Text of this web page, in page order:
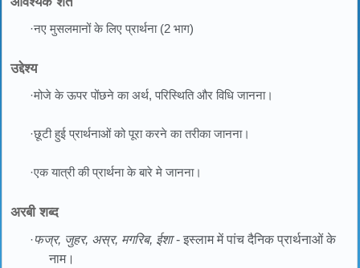
·नए मुसलमानों के लिए प्रार्थना (2 भाग)
उद्देश्य
·मोजे के ऊपर पोंछने का अर्थ, परिस्थिति और विधि जानना।
·छूटी हुई प्रार्थनाओं को पूरा करने का तरीका जानना।
·एक यात्री की प्रार्थना के बारे मे जानना।
अरबी शब्द
·फज्र, जुहर, अस्र, मगरिब, ईशा- इस्लाम में पांच दैनिक प्रार्थनाओं के
नाम।